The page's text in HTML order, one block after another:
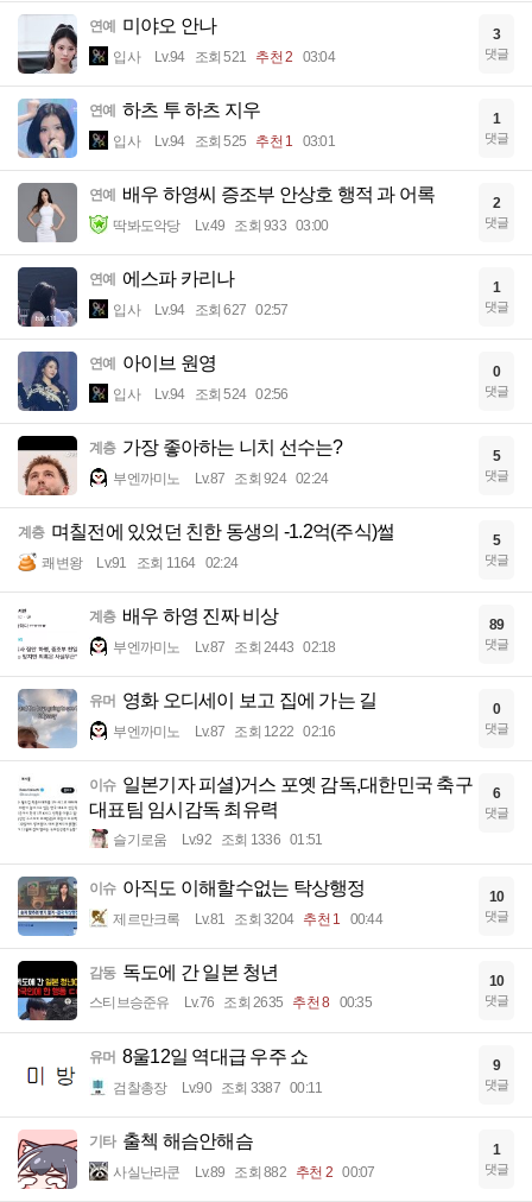
연예 미야오 안나
입사 Lv.94 조회 521 추천 2 03:04
3
댓글
연예 하츠 투 하츠 지우
입사 Lv.94 조회 525 추천 1 03:01
1
댓글
연예 배우 하영씨 증조부 안상호 행적 과 어록
딱봐도악당 Lv.49 조회 933 03:00
2
댓글
연예 에스파 카리나
입사 Lv.94 조회 627 02:57
1
댓글
연예 아이브 원영
입사 Lv.94 조회 524 02:56
0
댓글
계층 가장 좋아하는 니치 선수는?
부엔까미노 Lv.87 조회 924 02:24
5
댓글
계층 며칠전에 있었던 친한 동생의 -1.2억(주식)썰
쾌변왕 Lv.91 조회 1164 02:24
5
댓글
계층 배우 하영 진짜 비상
부엔까미노 Lv.87 조회 2443 02:18
89
댓글
유머 영화 오디세이 보고 집에 가는 길
부엔까미노 Lv.87 조회 1222 02:16
0
댓글
이슈 일본기자 피셜)거스 포옛 감독,대한민국 축구
대표팀 임시감독 최유력
슬기로움 Lv.92 조회 1336 01:51
6
댓글
이슈 아직도 이해할수없는 탁상행정
제르만크록 Lv.81 조회 3204 추천 1 00:44
10
댓글
감동 독도에 간 일본 청년
스티브승준유 Lv.76 조회 2635 추천 8 00:35
10
댓글
유머 8울12일 역대급 우주 쇼
검찰총장 Lv.90 조회 3387 00:11
9
댓글
기타 출첵 해슴안해슴
사실난라쿤 Lv.89 조회 882 추천 2 00:07
1
댓글